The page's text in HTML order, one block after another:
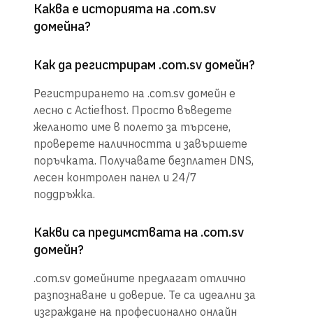
Каква е историята на .com.sv
домейна?
Как да регистрирам .com.sv домейн?
Регистрирането на .com.sv домейн е
лесно с Actiefhost. Просто въведете
желаното име в полето за търсене,
проверете наличността и завършете
поръчката. Получавате безплатен DNS,
лесен контролен панел и 24/7
поддръжка.
Какви са предимствата на .com.sv
домейн?
.com.sv домейните предлагат отлично
разпознаване и доверие. Те са идеални за
изграждане на професионално онлайн